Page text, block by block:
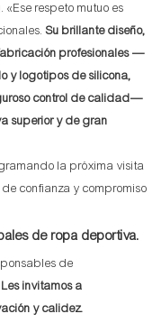
respeto mutuo es
Su brillante diseño,
profesionales —
y logotipos de silicona,
control de calidad—
superior y de gran
la próxima visita
confianza y compromiso
de ropa deportiva.
de
Les invitamos a
y calidez.